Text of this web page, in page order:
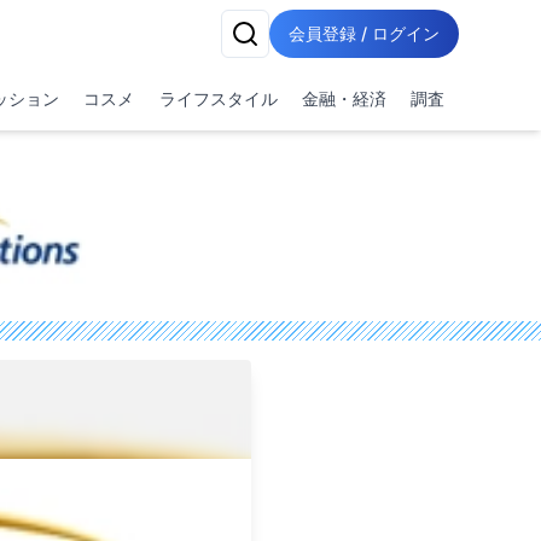
会員登録 / ログイン
ション コスメ ライフスタイル 金融・経済 調査